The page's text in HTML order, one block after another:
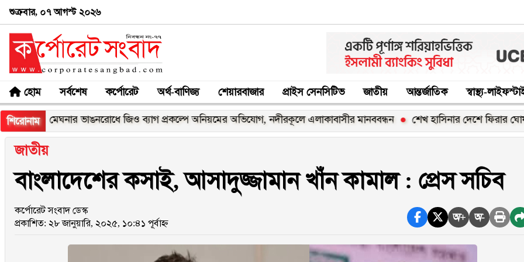
শুক্রবার, ০৭ আগস্ট ২০২৬
হোম সর্বশেষ কর্পোরেট অর্থ-বাণিজ্য শেয়ারবাজার প্রাইস সেনসিটিভ জাতীয় আন্তর্জাতিক স্বাস্থ্য-
শিরোনাম
মেঘনার ভাঙনরোধে জিও ব্যাগ প্রকল্পে অনিয়মের অভিযোগ, নদীরকূলে এলাকাবাসীর মানববন্ধন শেখ হাসিনার দেশে ফিরার ঘোষণা
জাতীয়
বাংলাদেশের কসাই, আসাদুজ্জামান খাঁন কামাল : প্রেস সচিব
কর্পোরেট সংবাদ ডেস্ক
প্রকাশিত: ২৮ জানুয়ারি, ২০২৫, ১০:৪১ পূর্বাহ্ন
অ+ অ-